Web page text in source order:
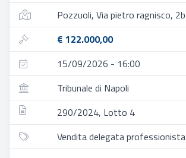
Pozzuoli, Via pietro ragnisco, 2b
€ 122.000,00
15/09/2026 - 16:00
Tribunale di Napoli
290/2024, Lotto 4
Vendita delegata professionista